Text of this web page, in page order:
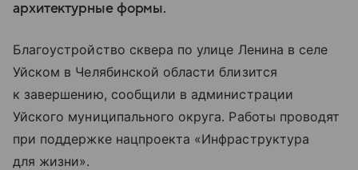
архитектурные формы.
Благоустройство сквера по улице Ленина в селе
Уйском в Челябинской области близится
к завершению, сообщили в администрации
Уйского муниципального округа. Работы проводят
при поддержке нацпроекта «Инфраструктура
для жизни».